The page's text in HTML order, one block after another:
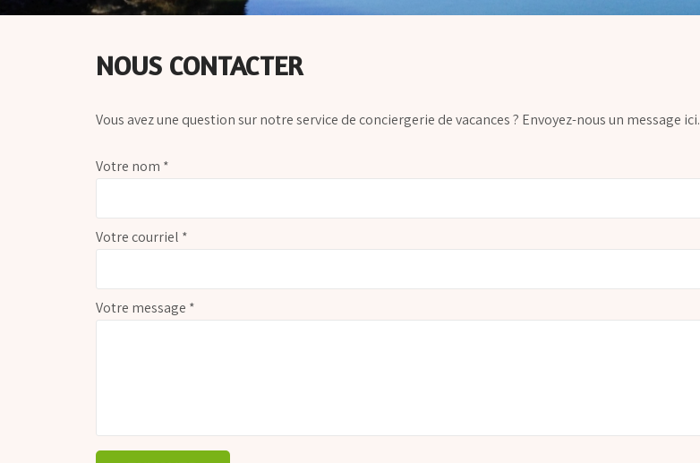
NOUS CONTACTER
Vous avez une question sur notre service de conciergerie de vacances ? Envoyez-nous un message ici.
Votre nom *
Votre courriel *
Votre message *